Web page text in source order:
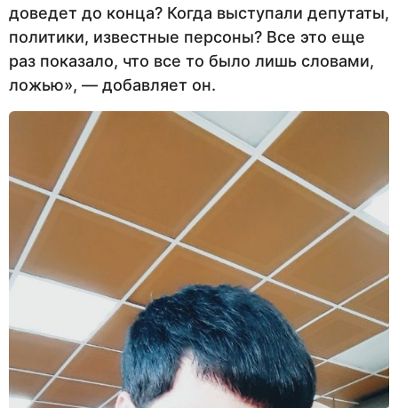
доведет до конца? Когда выступали депутаты,
политики, известные персоны? Все это еще
раз показало, что все то было лишь словами,
ложью», — добавляет он.